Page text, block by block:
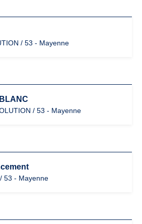
/ 53 - Mayenne
/ 53 - Mayenne
53 - Mayenne